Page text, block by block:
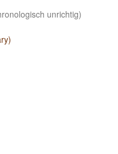
unrichtig)